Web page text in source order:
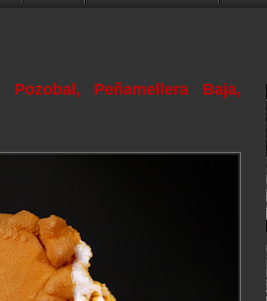
Peñamellera Baja,